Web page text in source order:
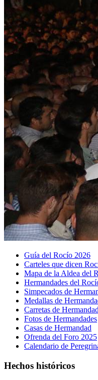
Guía del Rocío 2026
Carteles que dicen
Mapa de la Aldea del
Hermandades del
Simpecados de
Medallas de
Carretas de
Fotos de Hermandades
Casas de Hermandad
Ofrenda del Foro 2025
Calendario de
Hechos históricos